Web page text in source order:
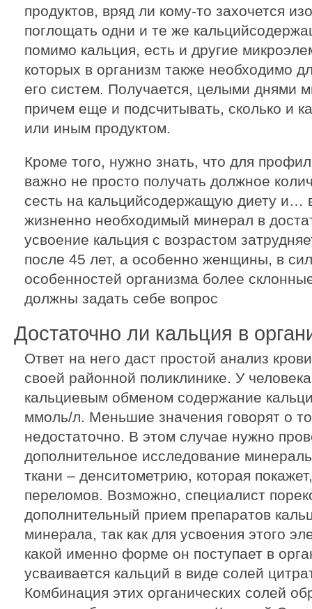
продуктов, вряд ли кому-то захочется
поглощать одни и те же
помимо кальция, есть и другие
которых в организм также необходимо
его систем. Получается, целыми днями
причем еще и подсчитывать, сколько и
или иным продуктом.
Кроме того, нужно знать, что для
важно не просто получать должное
сесть на кальцийсодержащую диету и…
жизненно необходимый минерал в
усвоение кальция с возрастом
после 45 лет, а особенно женщины, в
особенностей организма более
должны задать себе вопрос
Достаточно ли кальция в
Ответ на него даст простой анализ
своей районной поликлинике. У
кальциевым обменом содержание
ммоль/л. Меньшие значения говорят о
недостаточно. В этом случае нужно
дополнительное исследование
ткани – денситометрию, которая
переломов. Возможно, специалист
дополнительный прием препаратов
минерала, так как для усвоения этого
какой именно форме он поступает в
усваивается кальций в виде солей
Комбинация этих органических солей